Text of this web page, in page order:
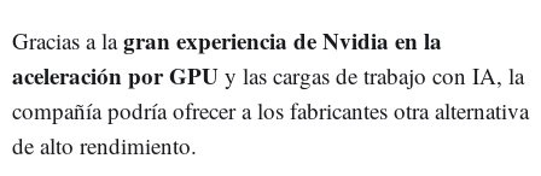
Gracias a lagran experiencia de Nvidia en la
aceleración por GPU y las cargas de trabajo con IA, la
compañía podría ofrecer a los fabricantes otra alternativa
de alto rendimiento.